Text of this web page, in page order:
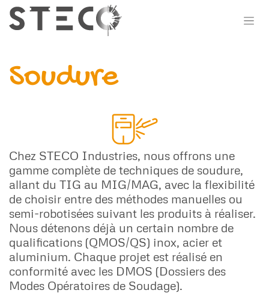
Se rendre au contenu
Soudure
Chez STECO Industries, nous offrons une
gamme complète de techniques de soudure,
allant du TIG au MIG/MAG, avec la flexibilité
de choisir entre des méthodes manuelles ou
semi-robotisées suivant les produits à réaliser.
Nous détenons déjà un certain nombre de
qualifications (QMOS/QS) inox, acier et
aluminium. Chaque projet est réalisé en
conformité avec les DMOS (Dossiers des
Modes Opératoires de Soudage).